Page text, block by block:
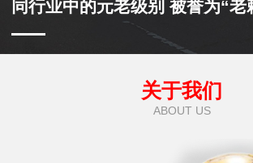
同行业中的元老级别 被誉为“老
关于我们
ABOUT US